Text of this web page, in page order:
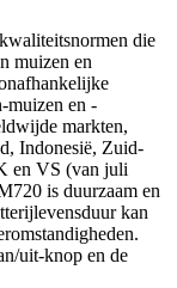
die
muizen en
muizen en -
markten,
Indonesië, Zuid-
en VS (van juli
is duurzaam en
kan
uit-knop en de